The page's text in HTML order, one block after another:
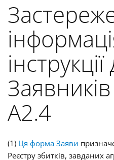
Заявників
A2.4
(1) Ця форма Заяви
Реєстру збитків, завданих